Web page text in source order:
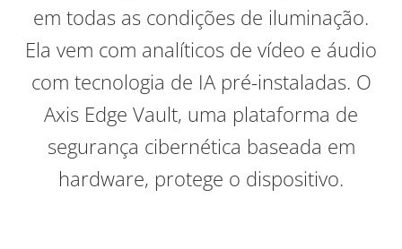
em todas as condições de iluminação.
Ela vem com analíticos de vídeo e áudio
com tecnologia de IA pré-instaladas. O
Axis Edge Vault, uma plataforma de
segurança cibernética baseada em
hardware, protege o dispositivo.